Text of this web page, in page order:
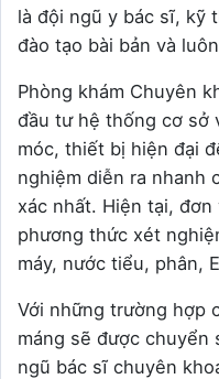
là đội ngũ y bác sĩ, kỹ
đào tạo bài bản và
Phòng khám Chuyên
đầu tư hệ thống cơ sở
móc, thiết bị hiện đại
nghiệm diễn ra nhanh
xác nhất. Hiện tại,
phương thức xét
máy, nước tiểu, phân,
Với những trường hợp
máng sẽ được
ngũ bác sĩ chuyên